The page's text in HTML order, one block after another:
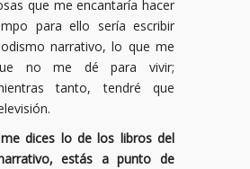
que me encantaría hacer
para ello sería escribir
narrativo, lo que me
no me dé para vivir;
tanto, tendré que
dices lo de los libros del
estás a punto de